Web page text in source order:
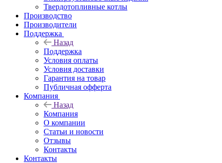
Твердотопливные котлы
Производство
Производители
Поддержка
Назад
Поддержка
Условия оплаты
Условия доставки
Гарантия на товар
Публичная офферта
Компания
Назад
Компания
О компании
Статьи и новости
Отзывы
Контакты
Контакты